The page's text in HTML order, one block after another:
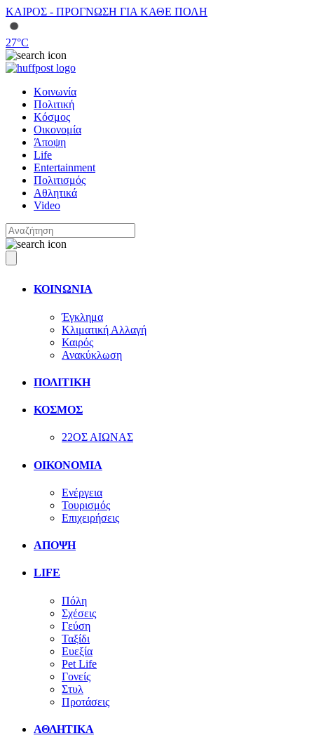
ΚΑΙΡΟΣ - ΠΡΟΓΝΩΣΗ ΓΙΑ ΚΑΘΕ ΠΟΛΗ
27°C
Κοινωνία
Πολιτική
Κόσμος
Οικονομία
Άποψη
Life
Entertainment
Πολιτισμός
Αθλητικά
Video
ΚΟΙΝΩΝΙΑ
Έγκλημα
Κλιματική Αλλαγή
Καιρός
Ανακύκλωση
ΠΟΛΙΤΙΚΗ
ΚΟΣΜΟΣ
22ΟΣ ΑΙΩΝΑΣ
ΟΙΚΟΝΟΜΙΑ
Ενέργεια
Τουρισμός
Επιχειρήσεις
ΑΠΟΨΗ
LIFE
Πόλη
Σχέσεις
Γεύση
Ταξίδι
Ευεξία
Pet Life
Γονείς
Στυλ
Προτάσεις
ΑΘΛΗΤΙΚΑ